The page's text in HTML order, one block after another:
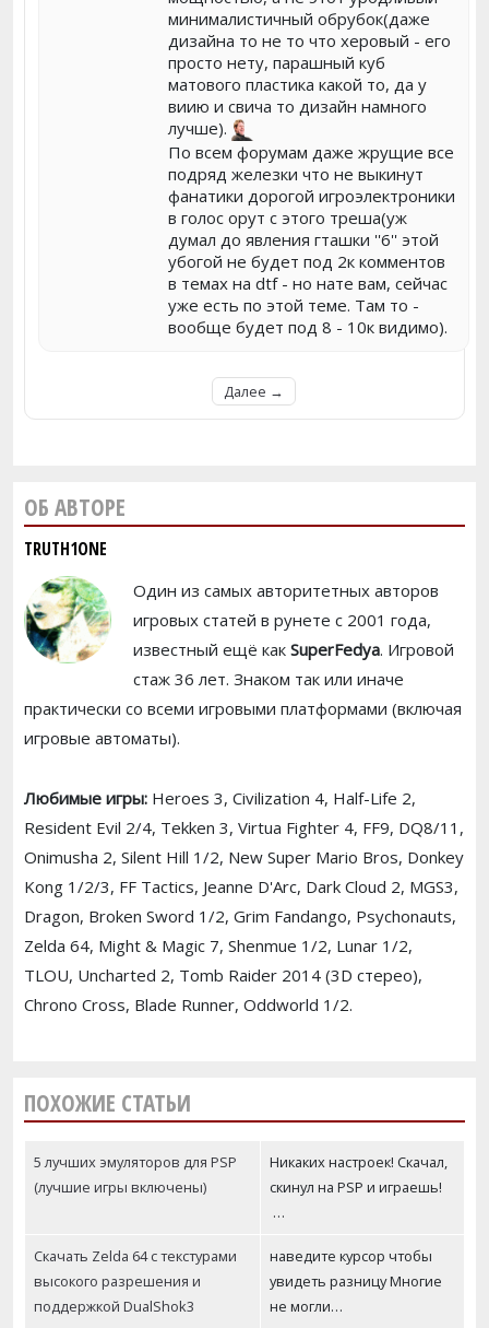
минималистичный обрубок(даже
дизайна то не то что херовый - его
просто нету, парашный куб
матового пластика какой то, да у
виию и свича то дизайн намного
лучше).
По всем форумам даже жрущие все
подряд железки что не выкинут
фанатики дорогой игроэлектроники
в голос орут с этого треша(уж
думал до явления гташки ''6'' этой
убогой не будет под 2к комментов
в темах на dtf - но нате вам, сейчас
уже есть по этой теме. Там то -
вообще будет под 8 - 10к видимо).
Далее →
ОБ АВТОРЕ
TRUTH1ONE
Один из самых авторитетных авторов
игровых статей в рунете с 2001 года,
известный ещё как SuperFedya. Игровой
стаж 36 лет. Знаком так или иначе
практически со всеми игровыми платформами (включая
игровые автоматы).
Любимые игры: Heroes 3, Civilization 4, Half-Life 2,
Resident Evil 2/4, Tekken 3, Virtua Fighter 4, FF9, DQ8/11,
Onimusha 2, Silent Hill 1/2, New Super Mario Bros, Donkey
Kong 1/2/3, FF Tactics, Jeanne D'Arc, Dark Cloud 2, MGS3,
Dragon, Broken Sword 1/2, Grim Fandango, Psychonauts,
Zelda 64, Might & Magic 7, Shenmue 1/2, Lunar 1/2,
TLOU, Uncharted 2, Tomb Raider 2014 (3D стерео),
Chrono Cross, Blade Runner, Oddworld 1/2.
ПОХОЖИЕ СТАТЬИ
5 лучших эмуляторов для PSP
(лучшие игры включены)
Никаких настроек! Скачал,
скинул на PSP и играешь!
…
Скачать Zelda 64 с текстурами
высокого разрешения и
поддержкой DualShok3
наведите курсор чтобы
увидеть разницу Многие
не могли…